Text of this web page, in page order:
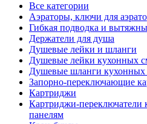
Все категории
Аэраторы, ключи для
Гибкая подводка и
Держатели для душа
Душевые лейки и шланги
Душевые лейки кухонных
Душевые шланги кухонных
Запорно-переключающие
Картриджи
Картриджи-
панелям